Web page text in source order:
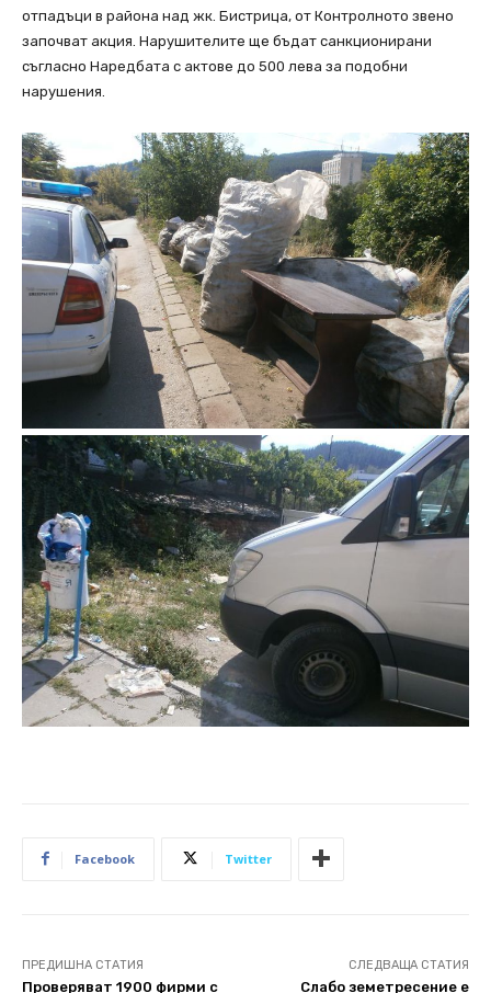
отпадъци в района над жк. Бистрица, от Контролното звено
започват акция. Нарушителите ще бъдат санкционирани
съгласно Наредбата с актове до 500 лева за подобни
нарушения.
Facebook Twitter
ПРЕДИШНА СТАТИЯ
Проверяват 1900 фирми с
СЛЕДВАЩА СТАТИЯ
Слабо земетресение е